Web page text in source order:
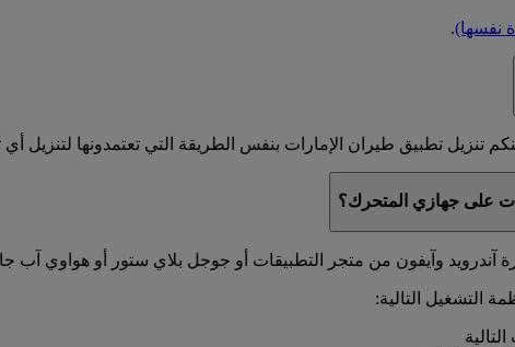
نفسها).
تنزيل تطبيق طيران الإمارات بنفس الطريقة التي تعتمدونها
على جهازي المتحرك؟
آندرويد وآيفون من متجر التطبيقات أو جوجل بلاي ستور أو هواوي آب
التشغيل التالية: